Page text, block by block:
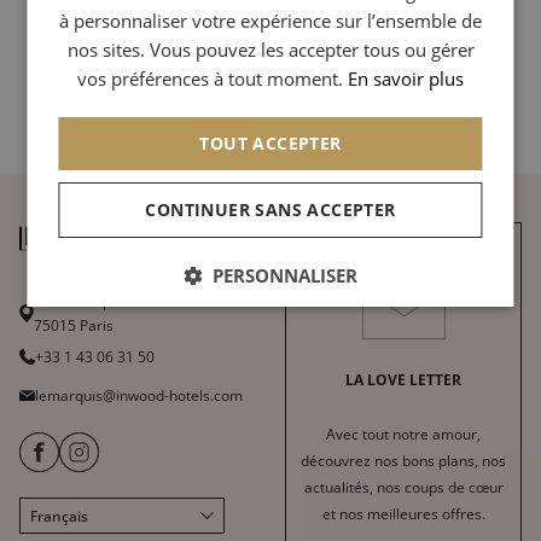
Retour aux Archives - Instant tendance avec Mlle
Inwood
75015 Paris
+33 1 43 06 31 50
lemarquis@inwood-hotels.com
Français
English
LA LOVE LETTER
Avec tout notre amour,
découvrez nos bons plans, nos
actualités, nos coups de cœur
et nos meilleures offres.
SPANISH
CHINESE (SIMPLIFIED)
à personnaliser votre expérience sur l’ensemble de
nos sites. Vous pouvez les accepter tous ou gérer
vos préférences à tout moment. En savoir plus
TOUT ACCEPTER
CONTINUER SANS ACCEPTER
PERSONNALISER